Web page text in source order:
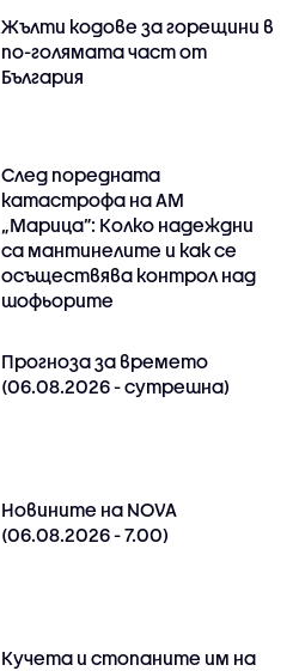
Жълти кодове за горещини в
по-голямата част от
България
След поредната
катастрофа на АМ
„Марица”: Колко надеждни
са мантинелите и как се
осъществява контрол над
шофьорите
Прогноза за времето
(06.08.2026 - сутрешна)
Новините на NOVA
(06.08.2026 - 7.00)
Кучета и стопаните им на